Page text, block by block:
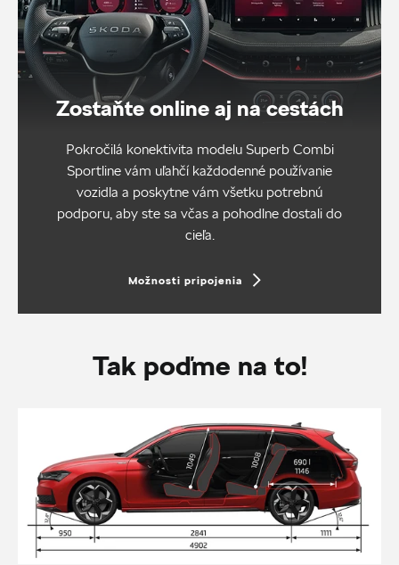
Zostaňte online aj na cestách
Pokročilá konektivita modelu Superb Combi
Sportline vám uľahčí každodenné používanie
vozidla a poskytne vám všetku potrebnú
podporu, aby ste sa včas a pohodlne dostali do
cieľa.
Možnosti pripojenia
Tak poďme na to!